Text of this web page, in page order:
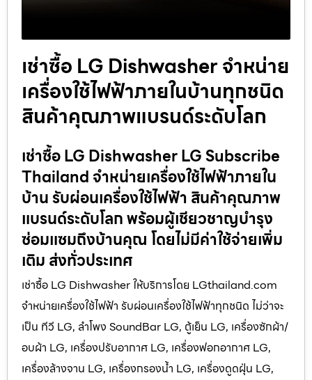
เช่าซื้อ LG Dishwasher จำหน่าย
เครื่องใช้ไฟฟ้าภายในบ้านทุกชนิด
สินค้าคุณภาพแบรนด์ระดับโลก
เช่าซื้อ LG Dishwasher LG Subscribe
Thailand จำหน่ายเครื่องใช้ไฟฟ้าภายใน
บ้าน รับผ่อนเครื่องใช้ไฟฟ้า สินค้าคุณภาพ
แบรนด์ระดับโลก พร้อมผู้เชียวชาญบำรุง
ซ่อมแซมถึงบ้านคุณ โดยไม่มีค่าใช้จ่ายเพิ่ม
เติม ส่งทั่วประเทศ
เช่าซื้อ LG Dishwasher ให้บริการโดย LGthailand.com
จำหน่ายเครื่องใช้ไฟฟ้า รับผ่อนเครื่องใช้ไฟฟ้าทุกชนิด ไม่ว่าจะ
เป็น ทีวี LG, ลำโพง SoundBar LG, ตู้เย็น LG, เครื่องซักผ้า/
อบผ้า LG, เครื่องปรับอากาศ LG, เครื่องฟอกอากาศ LG,
เครื่องล้างจาน LG, เครื่องกรองน้ำ LG, เครื่องดูดฝุ่น LG,